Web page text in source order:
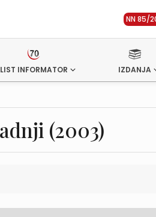
NN 85/
LIST INFORMATOR IZDANJA
(2003)